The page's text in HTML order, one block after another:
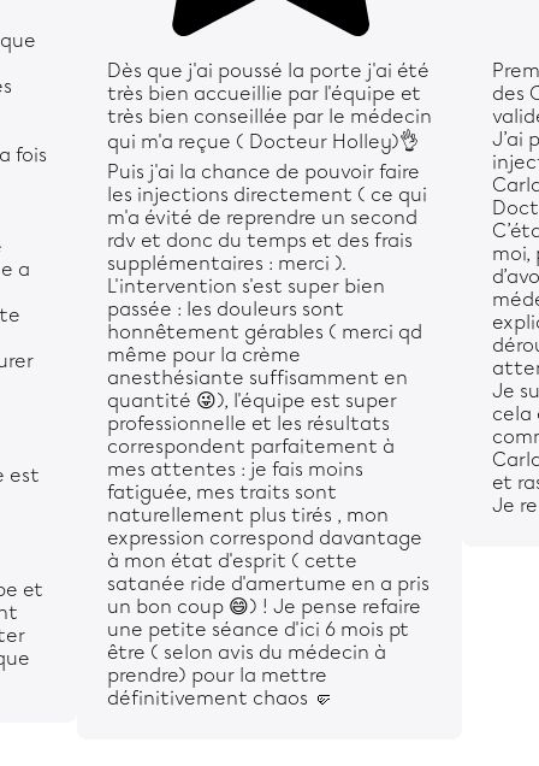
fois
a
est
et
Dès que j'ai poussé la porte j'ai été
très bien accueillie par l'équipe et
très bien conseillée par le médecin
qui m'a reçue ( Docteur Holley)👌
Puis j'ai la chance de pouvoir faire
les injections directement ( ce qui
m'a évité de reprendre un second
rdv et donc du temps et des frais
supplémentaires : merci ).
L'intervention s'est super bien
passée : les douleurs sont
honnêtement gérables ( merci qd
même pour la crème
anesthésiante suffisamment en
quantité 😜), l'équipe est super
professionnelle et les résultats
correspondent parfaitement à
mes attentes : je fais moins
fatiguée, mes traits sont
naturellement plus tirés , mon
expression correspond davantage
à mon état d'esprit ( cette
satanée ride d'amertume en a pris
un bon coup 😄) ! Je pense refaire
une petite séance d'ici 6 mois pt
être ( selon avis du médecin à
prendre) pour la mettre
définitivement chaos 🤛
des
J’ai
moi,
Je
cela
et
Je